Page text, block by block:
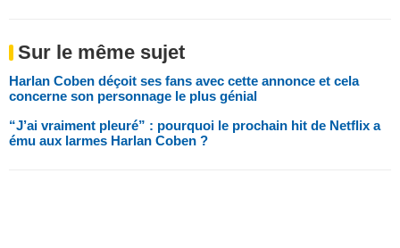
Sur le même sujet
Harlan Coben déçoit ses fans avec cette annonce et cela
concerne son personnage le plus génial
“J’ai vraiment pleuré” : pourquoi le prochain hit de Netflix a
ému aux larmes Harlan Coben ?